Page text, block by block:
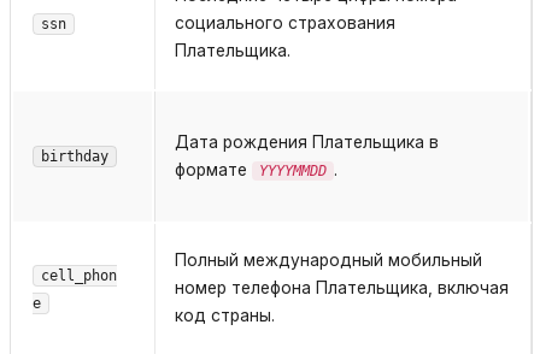
ssn
социального страхования
Плательщика.
birthday
Дата рождения Плательщика в
формате
YYYYMMDD .
cell_phon
e
Полный международный мобильный
номер телефона Плательщика, включая
код страны.